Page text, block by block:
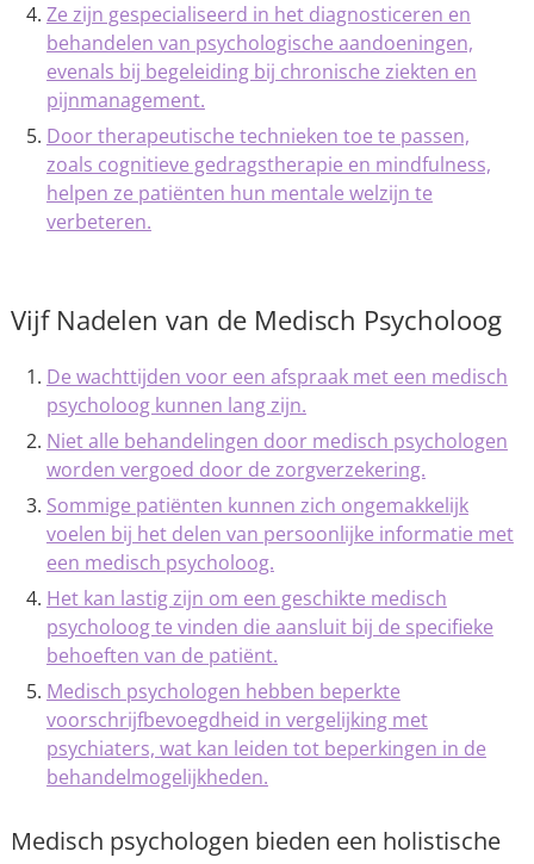
Ze zijn gespecialiseerd in het diagnosticeren en
behandelen van psychologische aandoeningen,
evenals bij begeleiding bij chronische ziekten en
pijnmanagement.
Door therapeutische technieken toe te passen,
zoals cognitieve gedragstherapie en mindfulness,
helpen ze patiënten hun mentale welzijn te
verbeteren.
Vijf Nadelen van de Medisch Psycholoog
De wachttijden voor een afspraak met een medisch
psycholoog kunnen lang zijn.
Niet alle behandelingen door medisch psychologen
worden vergoed door de zorgverzekering.
Sommige patiënten kunnen zich ongemakkelijk
voelen bij het delen van persoonlijke informatie met
een medisch psycholoog.
Het kan lastig zijn om een geschikte medisch
psycholoog te vinden die aansluit bij de specifieke
behoeften van de patiënt.
Medisch psychologen hebben beperkte
voorschrijfbevoegdheid in vergelijking met
psychiaters, wat kan leiden tot beperkingen in de
behandelmogelijkheden.
Medisch psychologen bieden een holistische